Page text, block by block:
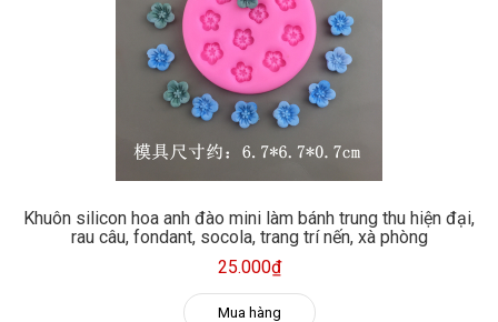
Khuôn silicon hoa anh đào mini làm bánh trung thu hiện đại,
rau câu, fondant, socola, trang trí nến, xà phòng
25.000₫
Mua hàng